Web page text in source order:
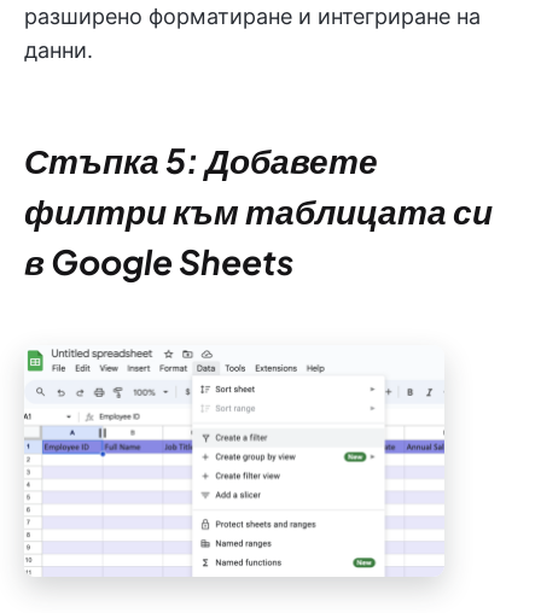
разширено форматиране и интегриране на
данни.
Стъпка 5: Добавете
филтри към таблицата си
в Google Sheets